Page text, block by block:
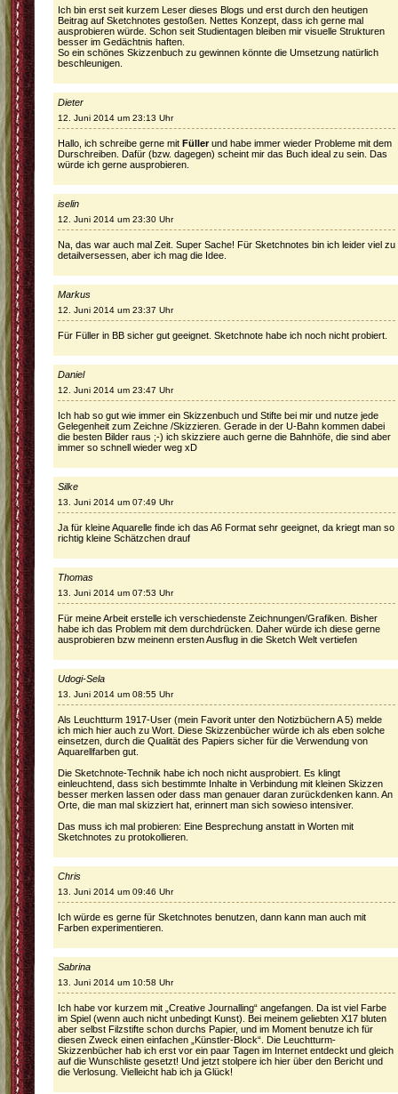
Ich bin erst seit kurzem Leser dieses Blogs und erst durch den heutigen
Beitrag auf Sketchnotes gestoßen. Nettes Konzept, dass ich gerne mal
ausprobieren würde. Schon seit Studientagen bleiben mir visuelle Strukturen
besser im Gedächtnis haften.
So ein schönes Skizzenbuch zu gewinnen könnte die Umsetzung natürlich
beschleunigen.
Dieter
12. Juni 2014 um 23:13 Uhr
Hallo, ich schreibe gerne mit Füllerund habe immer wieder Probleme mit dem
Durschreiben. Dafür (bzw. dagegen) scheint mir das Buch ideal zu sein. Das
würde ich gerne ausprobieren.
iselin
12. Juni 2014 um 23:30 Uhr
Na, das war auch mal Zeit. Super Sache! Für Sketchnotes bin ich leider viel zu
detailversessen, aber ich mag die Idee.
Markus
12. Juni 2014 um 23:37 Uhr
Für Füller in BB sicher gut geeignet. Sketchnote habe ich noch nicht probiert.
Daniel
12. Juni 2014 um 23:47 Uhr
Ich hab so gut wie immer ein Skizzenbuch und Stifte bei mir und nutze jede
Gelegenheit zum Zeichne /Skizzieren. Gerade in der U-Bahn kommen dabei
die besten Bilder raus ;-) ich skizziere auch gerne die Bahnhöfe, die sind aber
immer so schnell wieder weg xD
Silke
13. Juni 2014 um 07:49 Uhr
Ja für kleine Aquarelle finde ich das A6 Format sehr geeignet, da kriegt man so
richtig kleine Schätzchen drauf
Thomas
13. Juni 2014 um 07:53 Uhr
Für meine Arbeit erstelle ich verschiedenste Zeichnungen/Grafiken. Bisher
habe ich das Problem mit dem durchdrücken. Daher würde ich diese gerne
ausprobieren bzw meinenn ersten Ausflug in die Sketch Welt vertiefen
Udogi-Sela
13. Juni 2014 um 08:55 Uhr
Als Leuchtturm 1917-User (mein Favorit unter den Notizbüchern A 5) melde
ich mich hier auch zu Wort. Diese Skizzenbücher würde ich als eben solche
einsetzen, durch die Qualität des Papiers sicher für die Verwendung von
Aquarellfarben gut.
Die Sketchnote-Technik habe ich noch nicht ausprobiert. Es klingt
einleuchtend, dass sich bestimmte Inhalte in Verbindung mit kleinen Skizzen
besser merken lassen oder dass man genauer daran zurückdenken kann. An
Orte, die man mal skizziert hat, erinnert man sich sowieso intensiver.
Das muss ich mal probieren: Eine Besprechung anstatt in Worten mit
Sketchnotes zu protokollieren.
Chris
13. Juni 2014 um 09:46 Uhr
Ich würde es gerne für Sketchnotes benutzen, dann kann man auch mit
Farben experimentieren.
Sabrina
13. Juni 2014 um 10:58 Uhr
Ich habe vor kurzem mit „Creative Journalling“ angefangen. Da ist viel Farbe
im Spiel (wenn auch nicht unbedingt Kunst). Bei meinem geliebten X17 bluten
aber selbst Filzstifte schon durchs Papier, und im Moment benutze ich für
diesen Zweck einen einfachen „Künstler-Block“. Die Leuchtturm-
Skizzenbücher hab ich erst vor ein paar Tagen im Internet entdeckt und gleich
auf die Wunschliste gesetzt! Und jetzt stolpere ich hier über den Bericht und
die Verlosung. Vielleicht hab ich ja Glück!